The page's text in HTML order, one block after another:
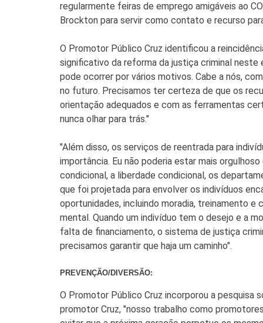
regularmente feiras de emprego amigáveis ao
Brockton para servir como contato e recurso
O Promotor Público Cruz identificou a
significativo da reforma da justiça criminal neste
pode ocorrer por vários motivos. Cabe a nós,
no futuro. Precisamos ter certeza de que os
orientação adequados e com as ferramentas
nunca olhar para trás."
"Além disso, os serviços de reentrada para
importância. Eu não poderia estar mais
condicional, a liberdade condicional, os
que foi projetada para envolver os indivíduos
oportunidades, incluindo moradia, treinamento
mental. Quando um indivíduo tem o desejo e a
falta de financiamento, o sistema de justiça
precisamos garantir que haja um caminho".
PREVENÇÃO/DIVERSÃO:
O Promotor Público Cruz incorporou a pesquisa
promotor Cruz, "nosso trabalho como